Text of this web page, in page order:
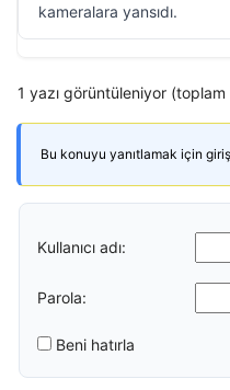
kameralara yansıdı.
1 yazı görüntüleniyor (toplam
Bu konuyu yanıtlamak için giriş
Kullanıcı adı:
Parola:
Beni hatırla